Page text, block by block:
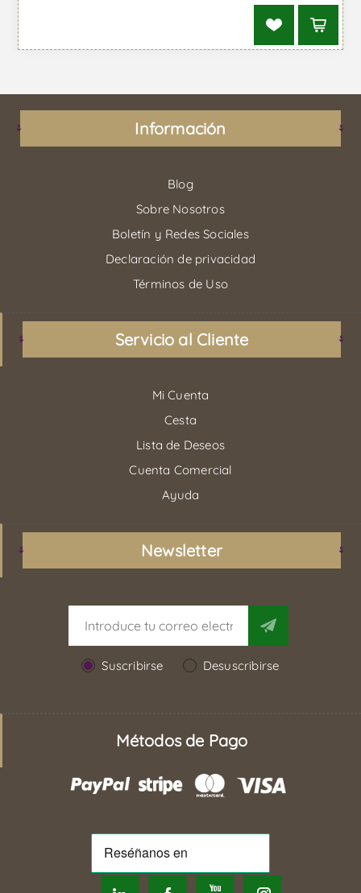
Información
Blog
Sobre Nosotros
Boletín y Redes Sociales
Declaración de privacidad
Términos de Uso
Servicio al Cliente
Mi Cuenta
Cesta
Lista de Deseos
Cuenta Comercial
Ayuda
Newsletter
Suscribirse Desuscribirse
Métodos de Pago